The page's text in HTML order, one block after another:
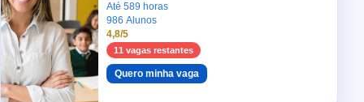
Até 589 horas
986 Alunos
4,8/5
11 vagas restantes
Quero minha vaga